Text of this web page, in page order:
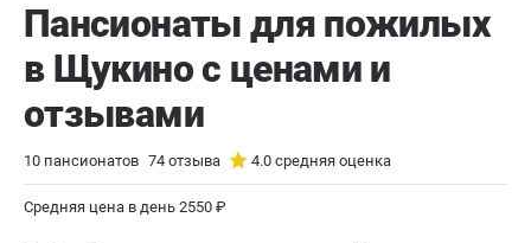
Пансионаты для пожилых
в Щукино с ценами и
отзывами
10 пансионатов 74 отзыва 4.0 средняя оценка
Средняя цена в день 2550 ₽